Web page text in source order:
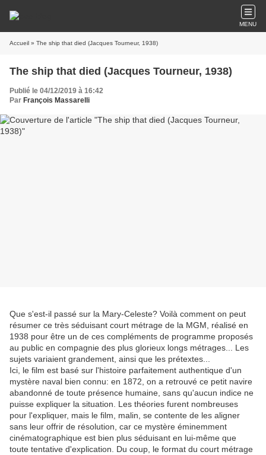
MENU
Accueil » The ship that died (Jacques Tourneur, 1938)
The ship that died (Jacques Tourneur, 1938)
Publié le 04/12/2019 à 16:42
Par François Massarelli
Que s'est-il passé sur la Mary-Celeste? Voilà comment on peut
résumer ce très séduisant court métrage de la MGM, réalisé en
1938 pour être un de ces compléments de programme proposés
au public en compagnie des plus glorieux longs métrages... Les
sujets variaient grandement, ainsi que les prétextes...
Ici, le film est basé sur l'histoire parfaitement authentique d'un
mystère naval bien connu: en 1872, on a retrouvé ce petit navire
abandonné de toute présence humaine, sans qu'aucun indice ne
puisse expliquer la situation. Les théories furent nombreuses
pour l'expliquer, mais le film, malin, se contente de les aligner
sans leur offrir de résolution, car ce mystère éminemment
cinématographique est bien plus séduisant en lui-même que
toute tentative d'explication. Du coup, le format du court métrage